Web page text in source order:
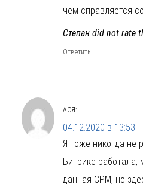
чем справляется
Степан did not rate
Ответить
АСЯ:
04.12.2020 в 13:53
Я тоже никогда не
Битрикс работала,
данная СРМ, но